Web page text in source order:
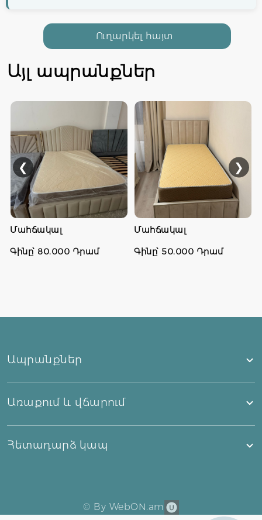
Առաքում
Անվճար առաքում Երևանի տարածքում
կքննարկենք զանգի միջոցով +37477622243
Վճարումը իրականացվում է կանխիկ և
քարտային տարբերակներով
Ուղարկել հայտ
Այլ ապրանքներ
❮
Մահճակալ
Գինը՝ 80.000 Դրամ
Մահճակալ
Գինը՝ 50.000 Դրամ
❯
Ապրանքներ
Առաքում և վճարում
Հետադարձ կապ
© By WebON.am